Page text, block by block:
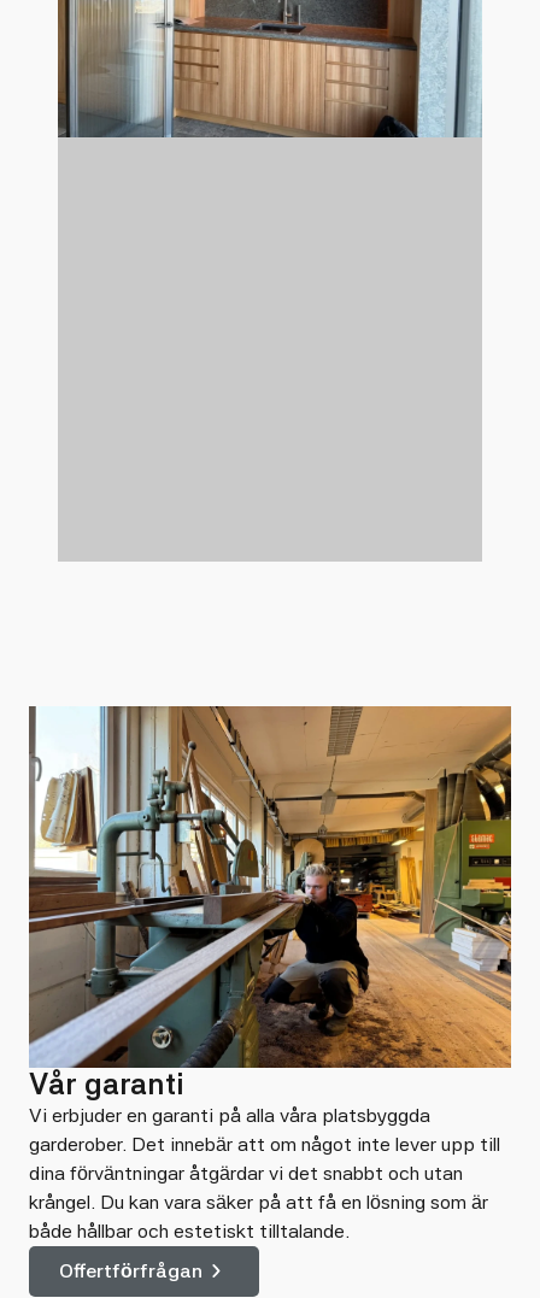
Vår garanti
Vi erbjuder en garanti på alla våra platsbyggda
garderober. Det innebär att om något inte lever upp till
dina förväntningar åtgärdar vi det snabbt och utan
krångel. Du kan vara säker på att få en lösning som är
både hållbar och estetiskt tilltalande.
Offertförfrågan